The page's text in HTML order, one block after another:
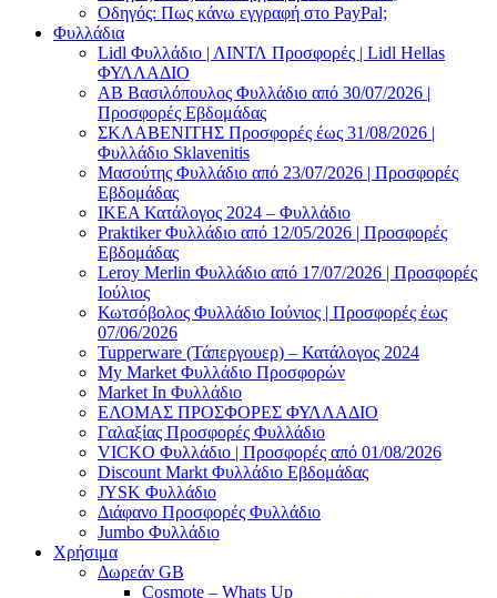
Οδηγός: Πως κάνω εγγραφή στο PayPal;
Φυλλάδια
Lidl Φυλλάδιο | ΛΙΝΤΛ Προσφορές | Lidl Hellas
ΦΥΛΛΑΔΙΟ
AB Βασιλόπουλος Φυλλάδιο από 30/07/2026 |
Προσφορές Εβδομάδας
ΣΚΛΑΒΕΝΙΤΗΣ Προσφορές έως 31/08/2026 |
Φυλλάδιο Sklavenitis
Μασούτης Φυλλάδιο από 23/07/2026 | Προσφορές
Εβδομάδας
ΙΚΕΑ Κατάλογος 2024 – Φυλλάδιο
Praktiker Φυλλάδιο από 12/05/2026 | Προσφορές
Εβδομάδας
Leroy Merlin Φυλλάδιο από 17/07/2026 | Προσφορές
Ιούλιος
Κωτσόβολος Φυλλάδιο Ιούνιος | Προσφορές έως
07/06/2026
Tupperware (Τάπεργουερ) – Κατάλογος 2024
My Market Φυλλάδιο Προσφορών
Market In Φυλλάδιο
ΕΛΟΜΑΣ ΠΡΟΣΦΟΡΕΣ ΦΥΛΛΑΔΙΟ
Γαλαξίας Προσφορές Φυλλάδιο
VICKO Φυλλάδιο | Προσφορές από 01/08/2026
Discount Markt Φυλλάδιο Εβδομάδας
JYSK Φυλλάδιο
Διάφανο Προσφορές Φυλλάδιο
Jumbo Φυλλάδιο
Χρήσιμα
Δωρεάν GB
Cosmote – Whats Up